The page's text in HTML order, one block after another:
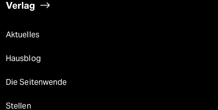
Verlag
Aktuelles
Hausblog
Die Seitenwende
Stellen